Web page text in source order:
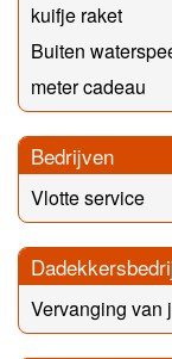
kuifje raket
Buiten
meter cadeau
Bedrijven
Vlotte service
Vervanging van